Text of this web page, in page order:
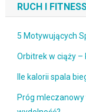
RUCH I
5 Motywujących
Orbitrek w ciąży
Ile kalorii spala
Próg